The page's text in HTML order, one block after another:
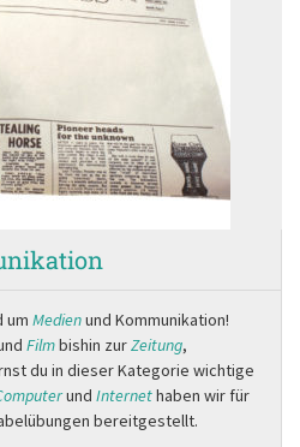
um Medienund Kommunikation!
Filmbishin zurZeitung,
du in dieser Kategorie wichtige
und Internethaben wir für
bereitgestellt.